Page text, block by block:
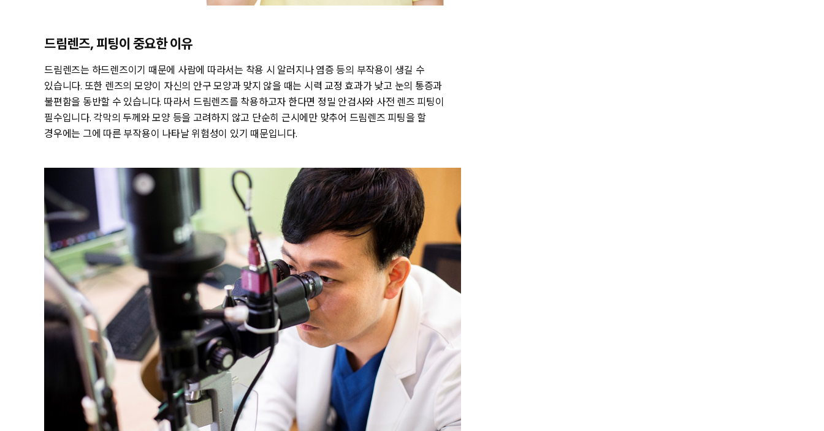
드림렌즈, 피팅이 중요한 이유
드림렌즈는 하드렌즈이기 때문에 사람에 따라서는 착용 시 알러지나 염증 등의 부작용이 생길 수
있습니다. 또한 렌즈의 모양이 자신의 안구 모양과 맞지 않을 때는 시력 교정 효과가 낮고 눈의 통증과
불편함을 동반할 수 있습니다. 따라서 드림렌즈를 착용하고자 한다면 정밀 안검사와 사전 렌즈 피팅이
필수입니다. 각막의 두께와 모양 등을 고려하지 않고 단순히 근시에만 맞추어 드림렌즈 피팅을 할
경우에는 그에 따른 부작용이 나타날 위험성이 있기 때문입니다.